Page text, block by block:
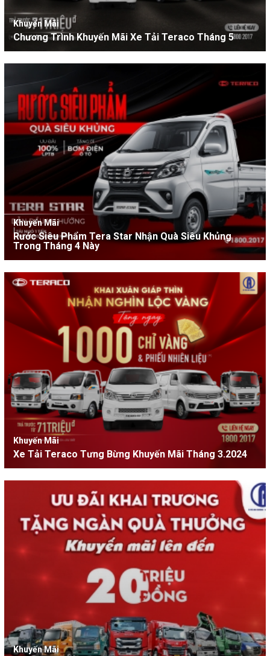
Khuyến Mãi
Chương Trình Khuyến Mãi Xe Tải Teraco Tháng 5
Khuyến Mãi
Rước Siêu Phẩm Tera Star Nhận Quà Siêu Khủng
Trong Tháng 4 Này
Khuyến Mãi
Xe Tải Teraco Tưng Bừng Khuyến Mãi Tháng 3.2024
Khuyến Mãi